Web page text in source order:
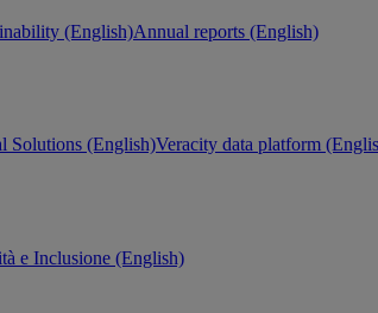
(English)Annual reports (English)
Solutions (English)Veracity data platform
e Inclusione (English)